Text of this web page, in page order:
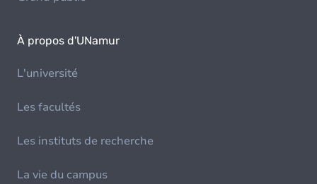
À propos d'UNamur
L'université
Les facultés
Les instituts de recherche
La vie du campus